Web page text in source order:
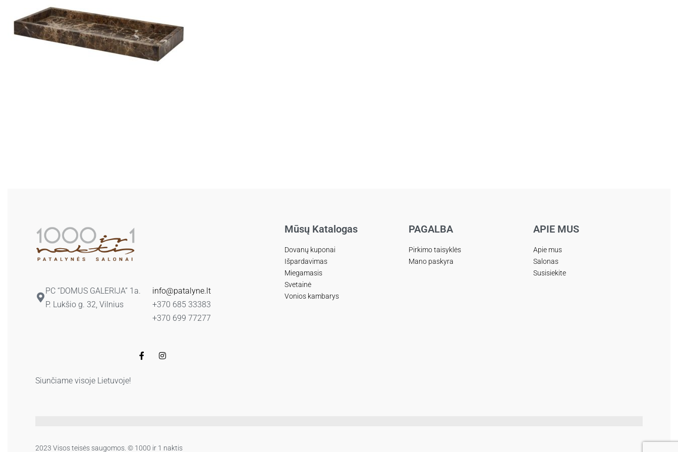
PC “DOMUS GALERIJA” 1a.
P. Lukšio g. 32, Vilnius
info@patalyne.lt
+370 685 33383
+370 699 77277
Siunčiame visoje Lietuvoje!
Mūsų Katalogas
Dovanų kuponai
Išpardavimas
Miegamasis
Svetainė
Vonios kambarys
PAGALBA
Pirkimo taisyklės
Mano paskyra
APIE MUS
Apie mus
Salonas
Susisiekite
2023 Visos teisės saugomos. © 1000 ir 1 naktis